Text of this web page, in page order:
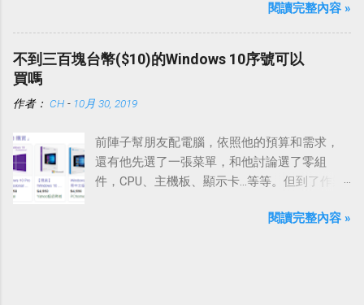
閱讀完整內容 »
不到三百塊台幣($10)的Windows 10序號可以
買嗎
作者： CH - 10月 30, 2019
前陣子幫朋友配電腦，依照他的預算和需求，
還有他先選了一張菜單，和他討論選了零組
件，CPU、主機板、顯示卡…等等。但到了作業
好。感覺事有蹊翹，於是我好奇問了下去，他
閱讀完整內容 »